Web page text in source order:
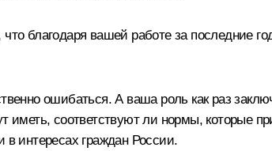
благодаря вашей работе за последние
ошибаться. А ваша роль как раз
иметь, соответствуют ли нормы, которые
в интересах граждан России.